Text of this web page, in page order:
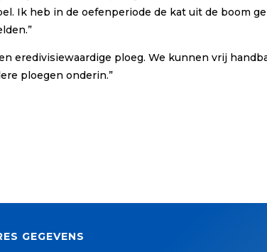
Ik heb in de oefenperiode de kat uit de boom
eredivisiewaardige ploeg. We kunnen vrij
ploegen onderin.”
GEGEVENS